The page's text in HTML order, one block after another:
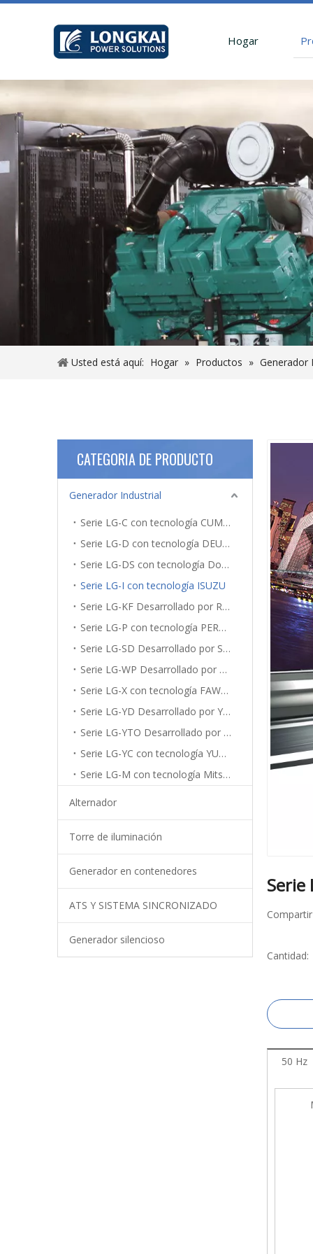
Hogar
Usted está aquí: Hogar » Productos » Generador
CATEGORIA DE PRODUCTO
Generador Industrial
Serie LG-C con tecnología CUMMINS
Serie LG-D con tecnología DEUTZ
Serie LG-DS con tecnología Doosan
Serie LG-I con tecnología ISUZU
Serie LG-KF Desarrollado por RICARDO
Serie LG-P con tecnología PERKINS
Serie LG-SD Desarrollado por SDEC
Serie LG-WP Desarrollado por WEICHAI
Serie LG-X con tecnología FAWDE
Serie LG-YD Desarrollado por YANGDONG
Serie LG-YTO Desarrollado por YTO
Serie LG-YC con tecnología YUCHAI
Serie LG-M con tecnología Mitsubishi
Alternador
Torre de iluminación
Generador en contenedores
ATS Y SISTEMA SINCRONIZADO
Generador silencioso
Serie
Cantidad:
50 Hz